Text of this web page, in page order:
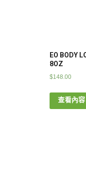
EO BODY
8OZ
$148.00
查看內容